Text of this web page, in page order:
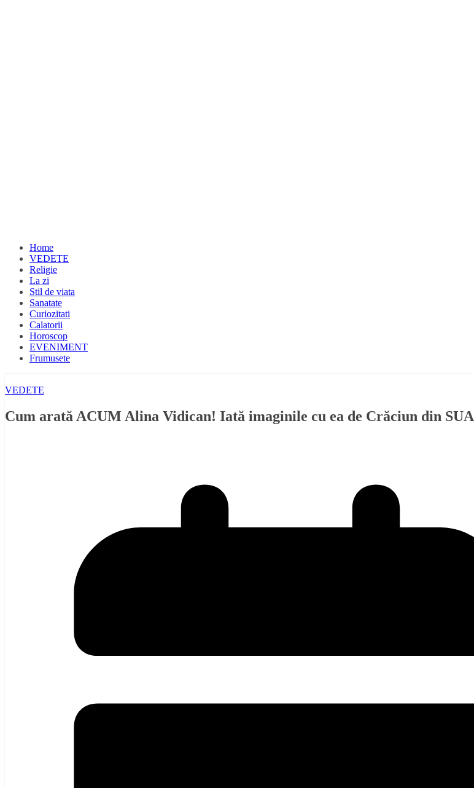
Home
VEDETE
Religie
La zi
Stil de viata
Sanatate
Curiozitati
Calatorii
Horoscop
EVENIMENT
Frumusete
VEDETE
Cum arată ACUM Alina Vidican! Iată imaginile cu ea de Crăciun din SUA